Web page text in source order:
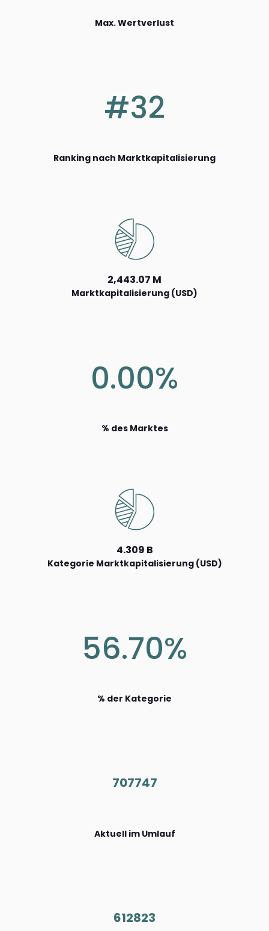
Max. Wertverlust
#32
Ranking nach Marktkapitalisierung
2,443.07 M
Marktkapitalisierung (USD)
0.00%
% des Marktes
4.309 B
Kategorie Marktkapitalisierung (USD)
56.70%
% der Kategorie
707747
Aktuell im Umlauf
612823